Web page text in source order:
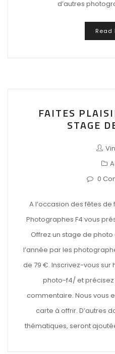
d’autres
Read
FAITES
STAGE
0
A l’occasion des fêtes de
Photographes F4 vous
Offrez un stage de
l’année par les
de 79 €. Inscrivez-vous
photo-f4/ et précisez «
commentaire. Nous vous
carte à offrir. D’autres
thématiques, seront